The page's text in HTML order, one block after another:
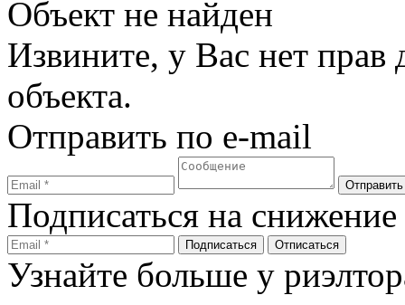
Объект не найден
Извините, у Вас нет прав
объекта.
Отправить по e-mail
Подписаться на
Узнайте больше у